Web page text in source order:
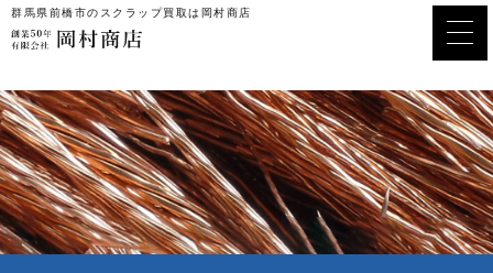
群馬県前橋市のスクラップ買取は岡村商店